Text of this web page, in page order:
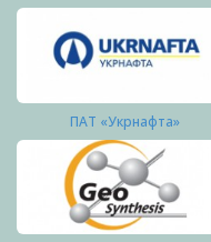
ПАТ «Укрнафта»